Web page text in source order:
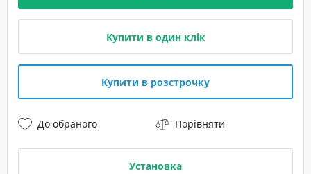
Купити в один клік
Купити в розстрочку
До обраного Порівняти
Установка